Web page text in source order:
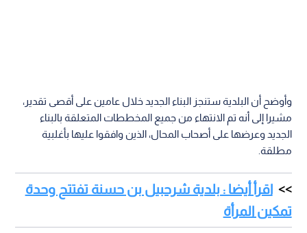
وأوضح أن البلدية ستنجز البناء الجديد خلال عامين على أقصى تقدير،
مشيرا إلى أنه تم الانتهاء من جميع المخططات المتعلقة بالبناء
الجديد وعرضها على أصحاب المحال، الذين وافقوا عليها بأغلبية
مطلقة.
اقرأ أيضا : بلدية شرحبيل بن حسنة تفتتح وحدة
تمكين المرأة